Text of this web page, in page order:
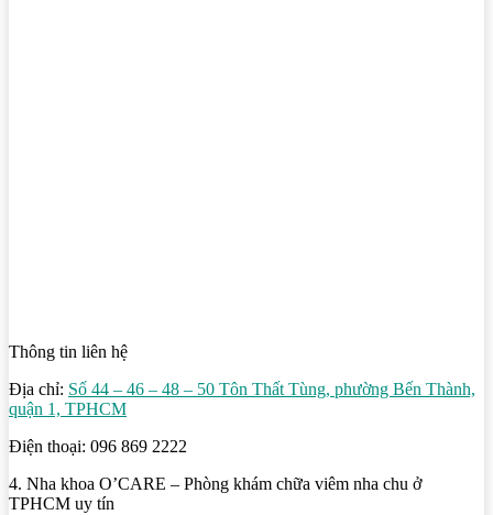
Thông tin liên hệ
Địa chỉ: Số 44 – 46 – 48 – 50 Tôn Thất Tùng, phường Bến Thành,
quận 1, TPHCM
Điện thoại: 096 869 2222
4. Nha khoa O’CARE – Phòng khám chữa viêm nha chu ở
TPHCM uy tín